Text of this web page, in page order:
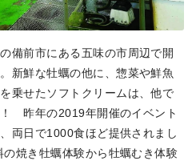
備前市にある五味の市周辺で開
新鮮な牡蠣の他に、惣菜や鮮魚
乗せたソフトクリームは、他で
昨年の2019年開催のイベント
両日で1000食ほど提供されまし
焼き牡蠣体験から牡蠣むき体験